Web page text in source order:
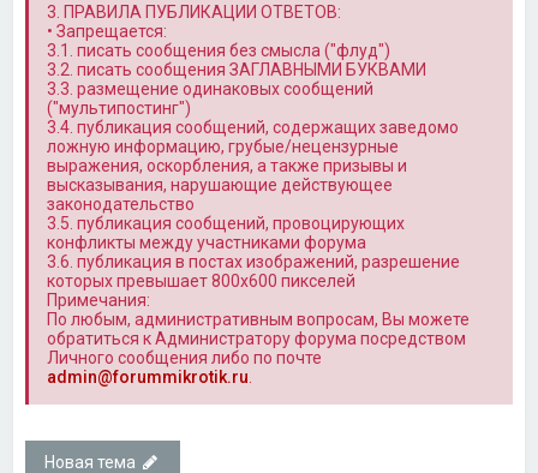
3. ПРАВИЛА ПУБЛИКАЦИИ ОТВЕТОВ:
• Запрещается:
3.1. писать сообщения без смысла ("флуд")
3.2. писать сообщения ЗАГЛАВНЫМИ БУКВАМИ
3.3. размещение одинаковых сообщений
("мультипостинг")
3.4. публикация сообщений, содержащих заведомо
ложную информацию, грубые/нецензурные
выражения, оскорбления, а также призывы и
высказывания, нарушающие действующее
законодательство
3.5. публикация сообщений, провоцирующих
конфликты между участниками форума
3.6. публикация в постах изображений, разрешение
которых превышает 800x600 пикселей
Примечания:
По любым, административным вопросам, Вы можете
обратиться к Администратору форума посредством
Личного сообщения либо по почте
admin@forummikrotik.ru
Новая тема